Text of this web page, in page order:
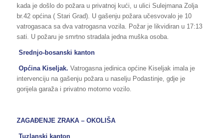
kada je došlo do požara u privatnoj kući, u ulici Sulejmana Zolja
br.42 općina ( Stari Grad). U gašenju požara učesvovalo je 10
vatrogasaca sa dva vatrogasna vozila. Požar je likvidiran u 17:13
sati. U požaru je smrtno stradala jedna muška osoba.
Srednjo-bosanski kanton
Općina Kiseljak. Vatrogasna jedinica općine Kiseljak imala je
intervenciju na gašenju požara u naselju Podastinje, gdje je
gorijela garaža i privatno motorno vozilo.
ZAGAĐENJE ZRAKA – OKOLIŠA
Tuzlanski kanton